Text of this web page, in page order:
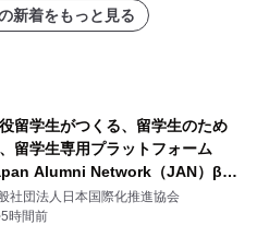
新着をもっと見る
留学生がつくる、留学生のため
留学生専用プラットフォーム
Alumni Network（JAN）β版
リース
社団法人日本国際化推進協会
5時間前